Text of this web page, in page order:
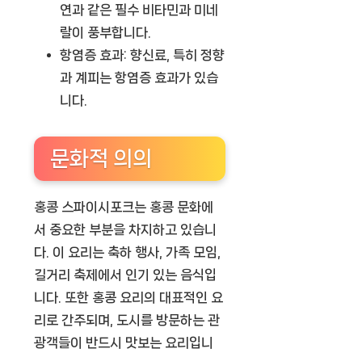
연과 같은 필수 비타민과 미네
랄이 풍부합니다.
항염증 효과: 향신료, 특히 정향
과 계피는 항염증 효과가 있습
니다.
문화적 의의
홍콩 스파이시포크는 홍콩 문화에
서 중요한 부분을 차지하고 있습니
다. 이 요리는 축하 행사, 가족 모임,
길거리 축제에서 인기 있는 음식입
니다. 또한 홍콩 요리의 대표적인 요
리로 간주되며, 도시를 방문하는 관
광객들이 반드시 맛보는 요리입니